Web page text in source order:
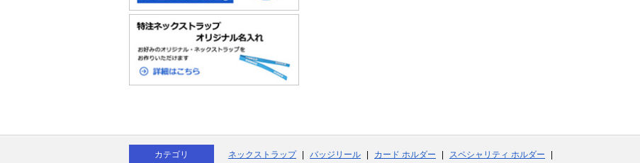
カテゴリ ネックストラップ バッジリール カード ホルダー スペシャリティ ホルダー